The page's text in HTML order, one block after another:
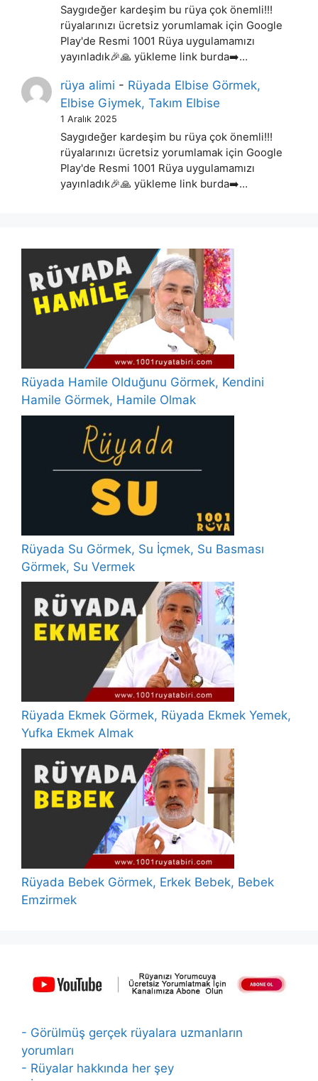
Saygıdeğer kardeşim bu rüya çok önemli!!!
rüyalarınızı ücretsiz yorumlamak için Google
Play'de Resmi 1001 Rüya uygulamamızı
yayınladık🎉🙏 yükleme link burda➡️…
rüya alimi - Rüyada Elbise Görmek,
Elbise Giymek, Takım Elbise
1 Aralık 2025
Saygıdeğer kardeşim bu rüya çok önemli!!!
rüyalarınızı ücretsiz yorumlamak için Google
Play'de Resmi 1001 Rüya uygulamamızı
yayınladık🎉🙏 yükleme link burda➡️…
Rüyada Hamile Olduğunu Görmek, Kendini
Hamile Görmek, Hamile Olmak
Rüyada Su Görmek, Su İçmek, Su Basması
Görmek, Su Vermek
Rüyada Ekmek Görmek, Rüyada Ekmek Yemek,
Yufka Ekmek Almak
Rüyada Bebek Görmek, Erkek Bebek, Bebek
Emzirmek
- Görülmüş gerçek rüyalara uzmanların
yorumları
- Rüyalar hakkında her şey